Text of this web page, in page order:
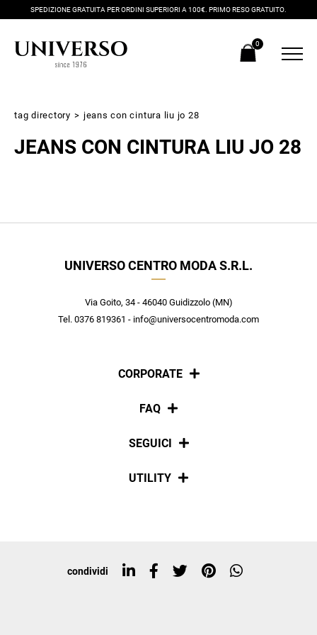
SPEDIZIONE GRATUITA PER ORDINI SUPERIORI A 100€. PRIMO RESO GRATUITO.
0
tag directory > jeans con cintura liu jo 28
JEANS CON CINTURA LIU JO 28
UNIVERSO CENTRO MODA S.R.L.
Via Goito, 34 - 46040 Guidizzolo (MN)
Tel. 0376 819361 - info@universocentromoda.com
CORPORATE
Chi siamo
FAQ
Pagamenti
SEGUICI
Social
UTILITY
Top ricerche
condividi
Ricevi subito il tuo promocode con lo sconto del 20% su tutti i
nuovi arrivi utilizzabile anche in negozio!
scopri in anteprima le offerte in esclusiva a te riservate.